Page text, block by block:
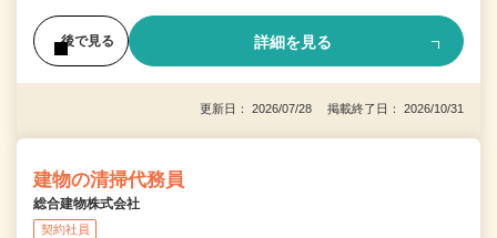
後で見る 詳細を見る
更新日： 2026/07/28 掲載終了日： 2026/10/31
建物の清掃代務員
総合建物株式会社
契約社員